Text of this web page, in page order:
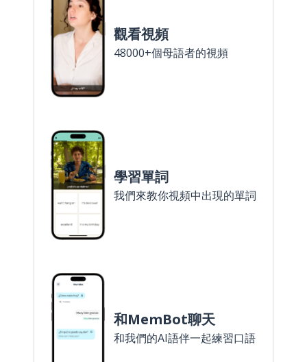
觀看視頻
48000+個母語者的視頻
學習單詞
我們來教你視頻中出現的單詞
和MemBot聊天
和我們的AI語伴一起練習口語